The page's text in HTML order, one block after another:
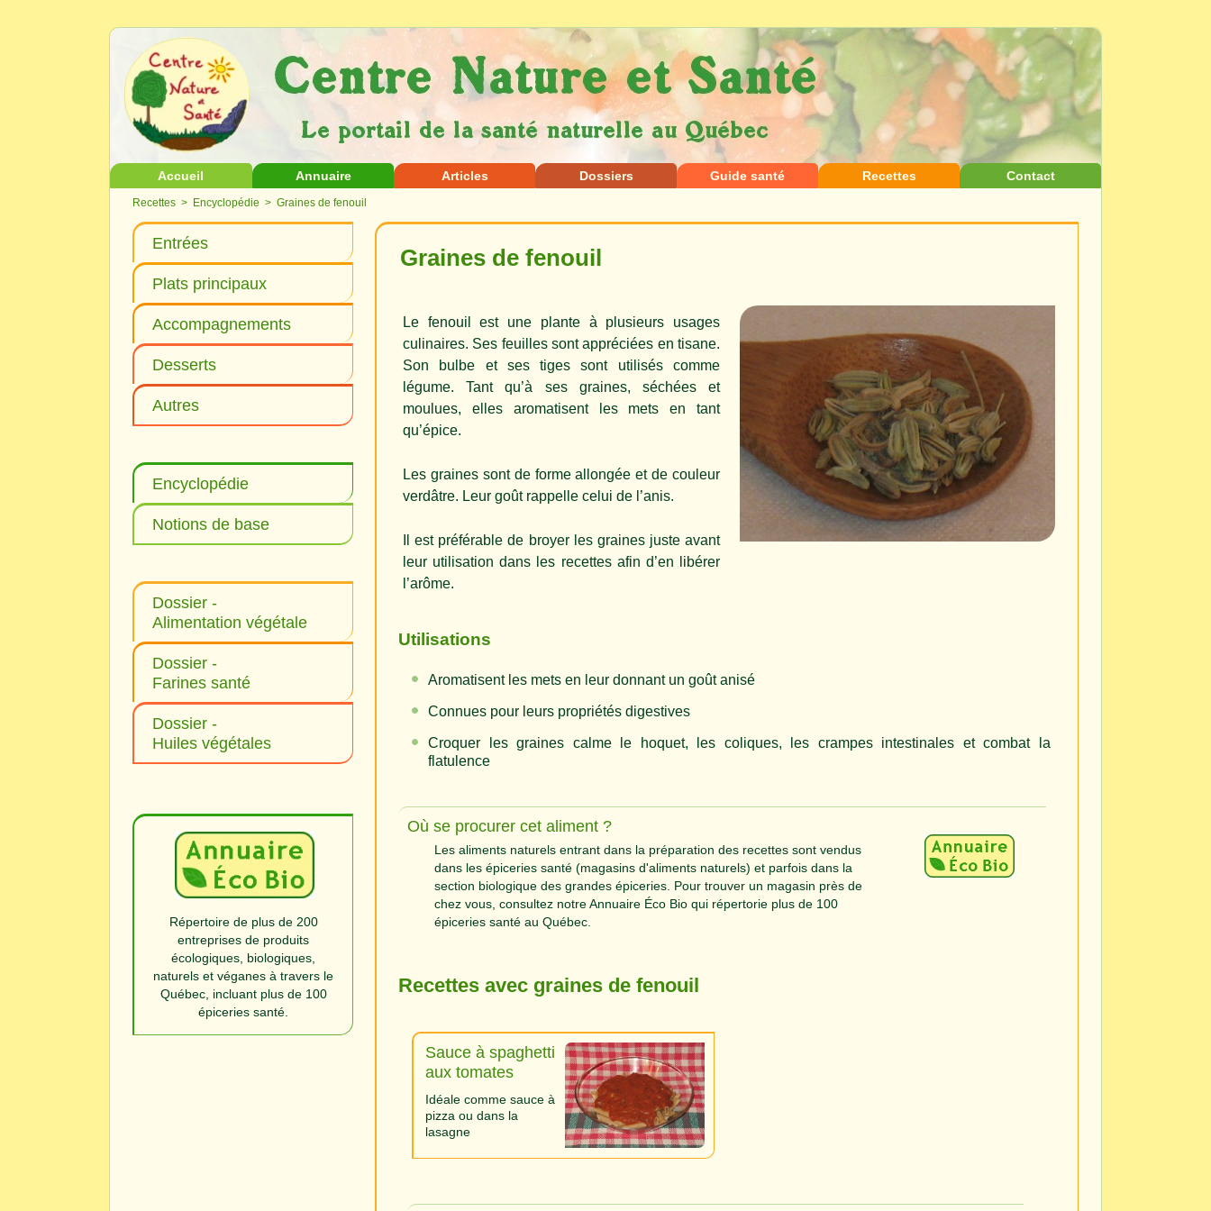
Accueil Annuaire Articles Dossiers Guide santé Recettes Contact
Recettes > Encyclopédie > Graines de fenouil
Entrées
Plats principaux
Accompagnements
Desserts
Autres
Encyclopédie
Notions de base
Dossier -
Alimentation végétale
Dossier -
Farines santé
Dossier -
Huiles végétales
Répertoire de plus de 200
entreprises de produits
écologiques, biologiques,
naturels et véganes à travers le
Québec, incluant plus de 100
épiceries santé.
Graines de fenouil
Le fenouil est une plante à plusieurs usages
culinaires. Ses feuilles sont appréciées en tisane.
Son bulbe et ses tiges sont utilisés comme
légume. Tant qu’à ses graines, séchées et
moulues, elles aromatisent les mets en tant
qu’épice.
Les graines sont de forme allongée et de couleur
verdâtre. Leur goût rappelle celui de l’anis.
Il est préférable de broyer les graines juste avant
leur utilisation dans les recettes afin d’en libérer
l’arôme.
Utilisations
Aromatisent les mets en leur donnant un goût anisé
Connues pour leurs propriétés digestives
Croquer les graines calme le hoquet, les coliques, les crampes intestinales et combat la
flatulence
Où se procurer cet aliment ?
Les aliments naturels entrant dans la préparation des recettes sont vendus
dans les épiceries santé (magasins d'aliments naturels) et parfois dans la
section biologique des grandes épiceries. Pour trouver un magasin près de
chez vous, consultez notre Annuaire Éco Bio qui répertorie plus de 100
épiceries santé au Québec.
Recettes avec graines de fenouil
Sauce à spaghetti
aux tomates
Idéale comme sauce à
pizza ou dans la
lasagne